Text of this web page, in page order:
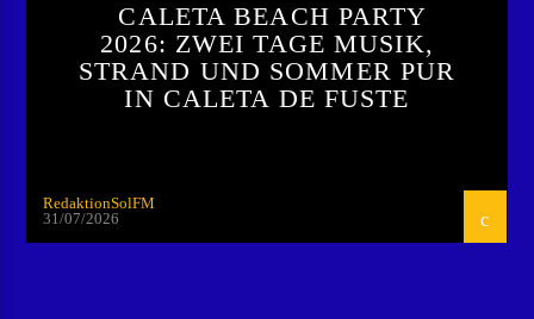
CALETA BEACH PARTY
2026: ZWEI TAGE MUSIK,
STRAND UND SOMMER PUR
IN CALETA DE FUSTE
RedaktionSolFM
31/07/2026